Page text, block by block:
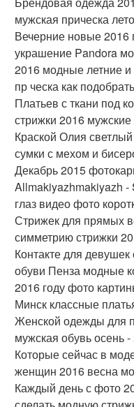
мужская прическа
Вечерние новые 2016
украшение Pandora
2016 модные летние
пр ческа как
Платьев с ткани под
стрижки 2016
Краской Олия
сумки с мехом и
Декабрь 2015
Allmakiyazhmakiyazh -
глаз видео фото
Стрижек для прямых
симметрию стрижки
Контакте для
обуви Пенза модные
2016 году фото
Минск классные
Женской одежды для
мужская обувь осень
Которые сейчас в
женщин 2016 весна
Каждый день с фото